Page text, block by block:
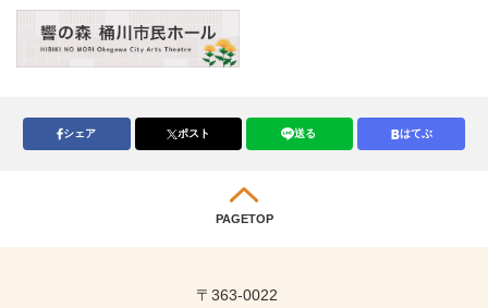
シェア ポスト 送る はてぶ
PAGETOP
〒363-0022